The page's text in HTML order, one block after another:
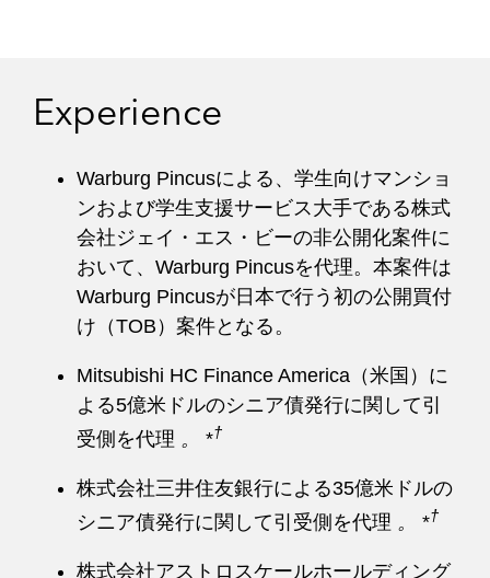
Experience
Warburg Pincusによる、学生向けマンショ
ンおよび学生支援サービス大手である株式
会社ジェイ・エス・ビーの非公開化案件に
おいて、Warburg Pincusを代理。本案件は
Warburg Pincusが日本で行う初の公開買付
け（TOB）案件となる。
Mitsubishi HC Finance America（米国）に
よる5億米ドルのシニア債発行に関して引
受側を代理 。 *†
株式会社三井住友銀行による35億米ドルの
シニア債発行に関して引受側を代理 。 *†
株式会社アストロスケールホールディング